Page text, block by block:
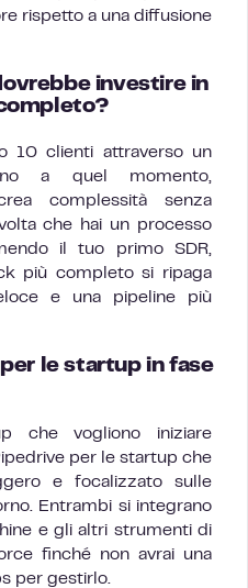
rispetto a una diffusione
investire in
10 clienti attraverso un
a quel momento,
complessità senza
che hai un processo
il tuo primo SDR,
più completo si ripaga
e una pipeline più
le startup in fase
che vogliono iniziare
per le startup che
e focalizzato sulle
Entrambi si integrano
e gli altri strumenti di
finché non avrai una
per gestirlo.